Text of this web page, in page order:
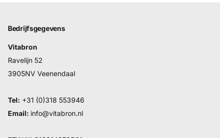
Bedrijfsgegevens
Vitabron
Ravelijn 52
3905NV Veenendaal
Tel: +31 (0)318 553946
Email: info@vitabron.nl